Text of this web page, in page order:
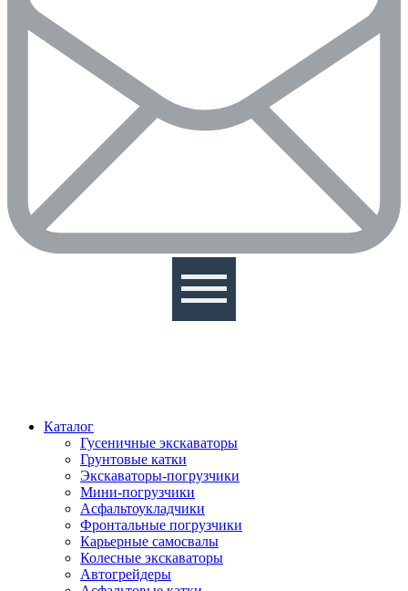
Каталог
Гусеничные экскаваторы
Грунтовые катки
Экскаваторы-погрузчики
Мини-погрузчики
Асфальтоукладчики
Фронтальные погрузчики
Карьерные самосвалы
Колесные экскаваторы
Автогрейдеры